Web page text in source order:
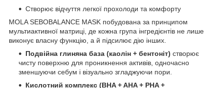
Створює відчуття легкої прохолоди та комфорту
MOLA SEBOBALANCE MASK побудована за принципом
мультиактивної матриці, де кожна група інгредієнтів не лише
виконує власну функцію, а й підсилює дію інших.
Подвійна глиняна база (каолін + бентоніт) створює
чисту поверхню для проникнення активів, одночасно
зменшуючи себум і візуально згладжуючи пори.
Кислотний комплекс (BHA + AHA + PHA +